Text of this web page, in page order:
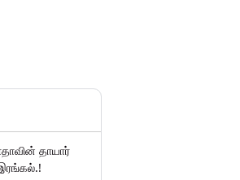
தாயார்